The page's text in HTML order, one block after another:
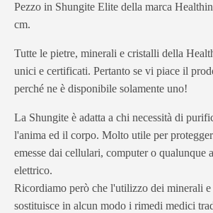
Pezzo in Shungite Elite della marca
cm.
Tutte le pietre, minerali e cristalli della
unici e certificati. Pertanto se vi piace il
perché ne è disponibile solamente uno!
La Shungite è adatta a chi necessità di
l'anima ed il corpo. Molto utile per
emesse dai cellulari, computer o qualunque
elettrico.
Ricordiamo però che l'utilizzo dei minerali
sostituisce in alcun modo i rimedi medici